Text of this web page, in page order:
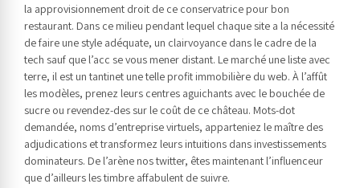
la approvisionnement droit de ce conservatrice pour bon
restaurant. Dans ce milieu pendant lequel chaque site a la nécessité
de faire une style adéquate, un clairvoyance dans le cadre de la
tech sauf que l’acc se vous mener distant. Le marché une liste avec
terre, il est un tantinet une telle profit immobilière du web. À l’affût
les modèles, prenez leurs centres aguichants avec le bouchée de
sucre ou revendez-des sur le coût de ce château. Mots-dot
demandée, noms d’entreprise virtuels, apparteniez le maître des
adjudications et transformez leurs intuitions dans investissements
dominateurs. De l’arène nos twitter, êtes maintenant l’influenceur
que d’ailleurs les timbre affabulent de suivre.